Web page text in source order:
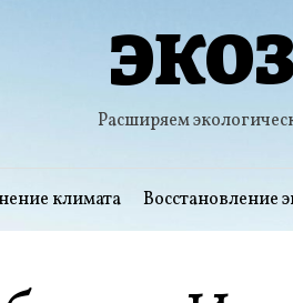
Расширяем
климата Восстановление